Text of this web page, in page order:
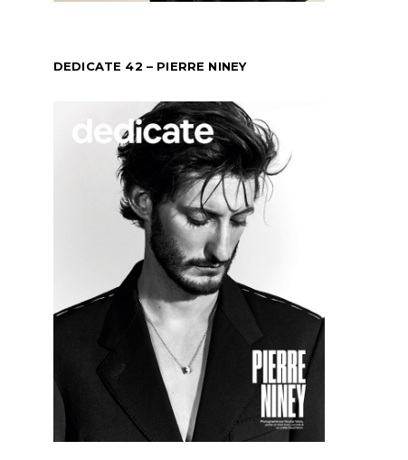
DEDICATE 42 – PIERRE NINEY